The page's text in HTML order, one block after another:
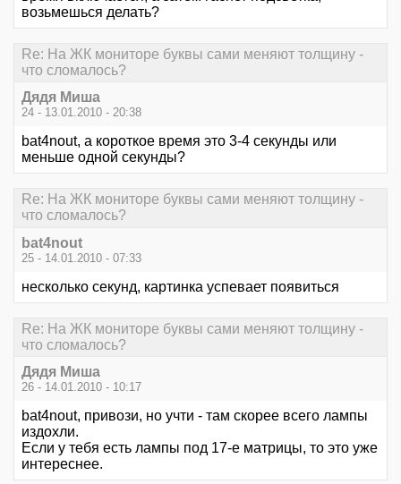
возьмешься делать?
Re: На ЖК мониторе буквы сами меняют толщину -
что сломалось?
Дядя Миша
24 - 13.01.2010 - 20:38
bat4nout, а короткое время это 3-4 секунды или
меньше одной секунды?
Re: На ЖК мониторе буквы сами меняют толщину -
что сломалось?
bat4nout
25 - 14.01.2010 - 07:33
несколько секунд, картинка успевает появиться
Re: На ЖК мониторе буквы сами меняют толщину -
что сломалось?
Дядя Миша
26 - 14.01.2010 - 10:17
bat4nout, привози, но учти - там скорее всего лампы
издохли.
Если у тебя есть лампы под 17-е матрицы, то это уже
интереснее.